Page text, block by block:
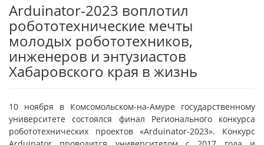
Arduinator-2023 воплотил
робототехнические мечты
молодых робототехников,
инженеров и энтузиастов
Хабаровского края в жизнь
10 ноября в Комсомольском-на-Амуре государственному
университете состоялся финал Регионального конкурса
робототехнических проектов «Arduinator-2023». Конкурс